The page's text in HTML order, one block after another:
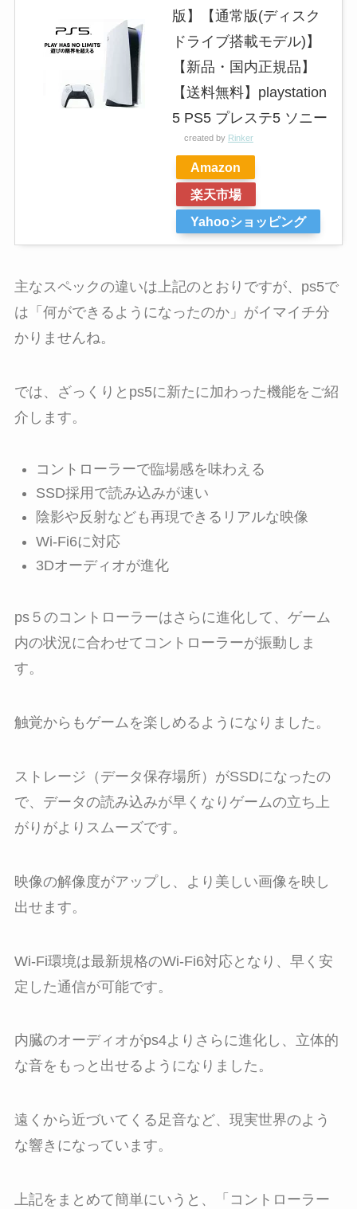
版】【通常版(ディスク
ドライブ搭載モデル)】
【新品・国内正規品】
【送料無料】playstation
5 PS5 プレステ5 ソニー
created by Rinker
Amazon
楽天市場
Yahooショッピング
主なスペックの違いは上記のとおりですが、ps5で
は「何ができるようになったのか」がイマイチ分
かりませんね。
では、ざっくりとps5に新たに加わった機能をご紹
介します。
コントローラーで臨場感を味わえる
SSD採用で読み込みが速い
陰影や反射なども再現できるリアルな映像
Wi-Fi6に対応
3Dオーディオが進化
ps５のコントローラーはさらに進化して、ゲーム
内の状況に合わせてコントローラーが振動しま
す。
触覚からもゲームを楽しめるようになりました。
ストレージ（データ保存場所）がSSDになったの
で、データの読み込みが早くなりゲームの立ち上
がりがよりスムーズです。
映像の解像度がアップし、より美しい画像を映し
出せます。
Wi-Fi環境は最新規格のWi-Fi6対応となり、早く安
定した通信が可能です。
内臓のオーディオがps4よりさらに進化し、立体的
な音をもっと出せるようになりました。
遠くから近づいてくる足音など、現実世界のよう
な響きになっています。
上記をまとめて簡単にいうと、「コントローラー